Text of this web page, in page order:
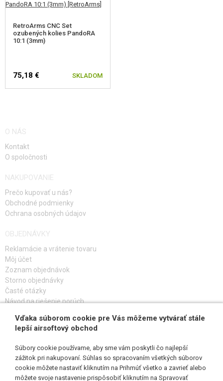
DOPLNKY K ZBRANIAM, POPRUHY
NÁHRADNÉ DIELY ZBRANÍ, UPGRADE
MECHABOXY
HLAVY VALCA
VALCE
HLAVY PIESTU
PIESTY, HREBENE PIESTU
PRUŽINY
OZUBENÉ KOLESÁ, PODLOŽKY
RÝCHLOSTNÉ KOLESÁ 16:1
VYSOKORÝCHLOSTNÉ KOLESÁ 13:1
RetroArms CNC Set
ozubených kolies PandoRA
10:1 (3mm)
75,18 € SKLADOM
O NÁS
Kontakt
O spoločnosti
NAKUPOVANIE
Prečo kupovať u nás?
Obchodné podmienky
Ochrana osobných údajov
OBJEDNÁVKY
Reklamácie a vrátenie tovaru
Môj účet
Zoznam objednávok
Storno objednávky
Časté otázky
Návod na riešenie porúch
PRIHLÁS SA K ODBERU
SLEDUJ NÁS
Vďaka súborom cookie pre Vás môžeme vytvárať stále
lepší airsoftový obchod
Súbory cookie používame, aby sme vám poskytli čo najlepší
zážitok pri nakupovaní. Súhlas so spracovaním všetkých súborov
cookie môžete nastaviť kliknutím na Prihmúť všetko a zavrieť alebo
môžete svoje nastavenie prispôsobiť kliknutím na Spravovať